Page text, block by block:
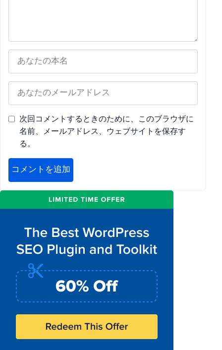
次回コメントするときのために、このブラウザに
名前、メールアドレス、ウェブサイトを保存す
る。